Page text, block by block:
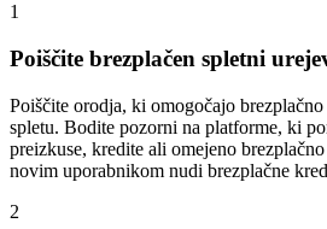
1
Poiščite brezplačen spletni
Poiščite orodja, ki omogočajo brezplačno
spletu. Bodite pozorni na platforme, ki
preizkuse, kredite ali omejeno
novim uporabnikom nudi brezplačne
2